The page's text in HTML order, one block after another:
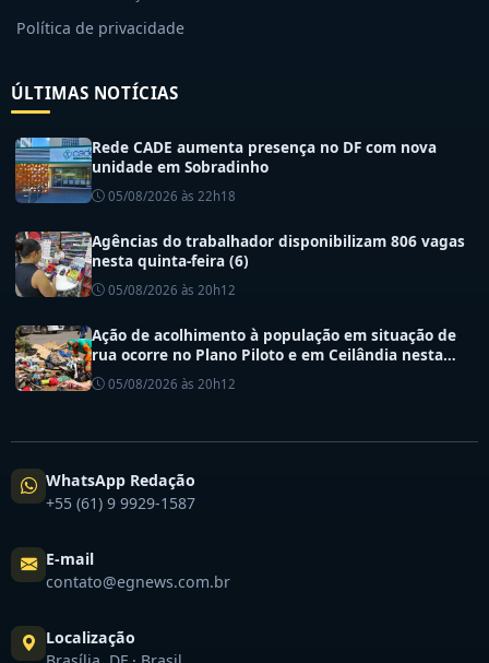
Política de privacidade
ÚLTIMAS NOTÍCIAS
Rede CADE aumenta presença no DF com nova
unidade em Sobradinho
05/08/2026 às 22h18
Agências do trabalhador disponibilizam 806 vagas
nesta quinta-feira (6)
05/08/2026 às 20h12
Ação de acolhimento à população em situação de
rua ocorre no Plano Piloto e em Ceilândia nesta
05/08/2026 às 20h12
WhatsApp Redação
+55 (61) 9 9929-1587
E-mail
contato@egnews.com.br
Localização
Brasília, DF · Brasil